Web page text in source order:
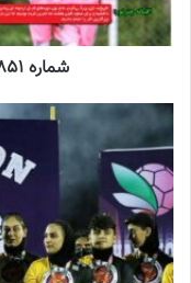
14
24
دعوت آزمون
شماره 851 روزنامه فوتبالز منتشر شد